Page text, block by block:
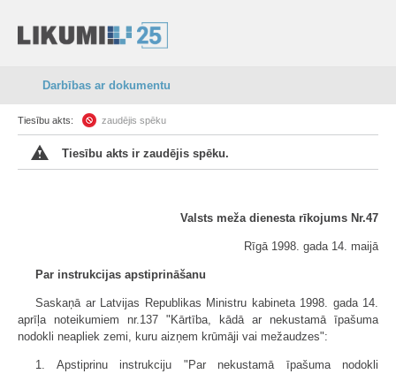
Darbības ar dokumentu
Tiesību akts: zaudējis spēku
Tiesību akts ir zaudējis spēku.
Valsts meža dienesta rīkojums Nr.47
Rīgā 1998. gada 14. maijā
Par instrukcijas apstiprināšanu
Saskaņā ar Latvijas Republikas Ministru kabineta 1998. gada 14.
aprīļa noteikumiem nr.137 "Kārtība, kādā ar nekustamā īpašuma
nodokli neapliek zemi, kuru aizņem krūmāji vai mežaudzes":
1. Apstiprinu instrukciju "Par nekustamā īpašuma nodokli